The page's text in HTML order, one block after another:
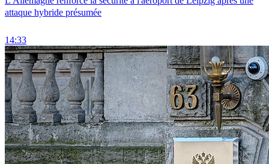
attaque hybride présumée
14:33